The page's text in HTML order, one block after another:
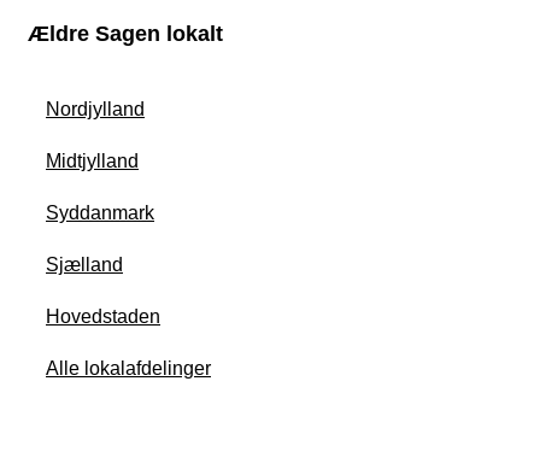
Ældre Sagen lokalt
Nordjylland
Midtjylland
Syddanmark
Sjælland
Hovedstaden
Alle lokalafdelinger